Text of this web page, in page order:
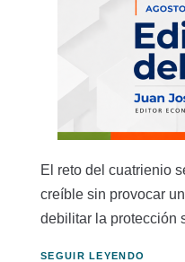
El reto del cuatrienio
creíble sin provocar
debilitar la protección
SEGUIR LEYENDO